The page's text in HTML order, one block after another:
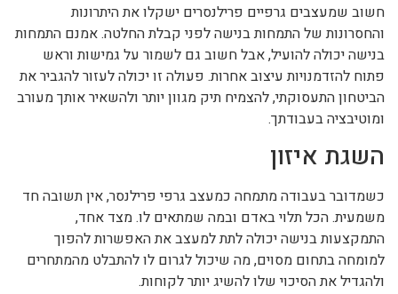
חשוב שמעצבים גרפיים פרילנסרים ישקלו את היתרונות
והחסרונות של התמחות בנישה לפני קבלת החלטה. אמנם התמחות
בנישה יכולה להועיל, אבל חשוב גם לשמור על גמישות וראש
פתוח להזדמנויות עיצוב אחרות. פעולה זו יכולה לעזור להגביר את
הביטחון התעסוקתי, להצמיח תיק מגוון יותר ולהשאיר אותך מעורב
ומוטיבציה בעבודתך.
השגת איזון
כשמדובר בעבודה מתמחה כמעצב גרפי פרילנסר, אין תשובה חד
משמעית. הכל תלוי באדם ובמה שמתאים לו. מצד אחד,
התמקצעות בנישה יכולה לתת למעצב את האפשרות להפוך
למומחה בתחום מסוים, מה שיכול לגרום לו להתבלט מהמתחרים
ולהגדיל את הסיכוי שלו להשיג יותר לקוחות.